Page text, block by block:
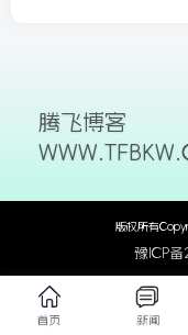
腾飞博客
版权所有
豫ICP
首页 新闻